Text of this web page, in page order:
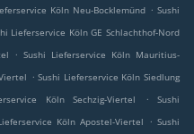
Köln Neu-Bocklemünd . Sushi
Lieferservice Köln GE Schlachthof-Nord
. Sushi Lieferservice Köln Mauritius-
. Sushi Lieferservice Köln Siedlung
Köln Sechzig-Viertel .
Sushi
Köln Apostel-Viertel . Sushi